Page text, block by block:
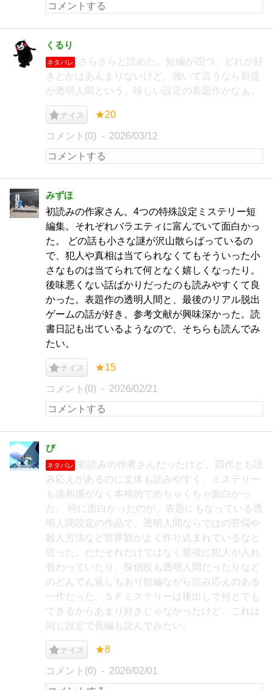
くるり
ネタバレ
さらさらと読めた。短編が四つ。どれが好
きとかはあんまりないけど、強いて言うなら前提
が透明人間という、珍しい設定の表題作かなぁ。
ナイス ★20
コメント(0) 2026/03/12
みずほ
初読みの作家さん。4つの特殊設定ミステリー短
編集。それぞれバラエティに富んでいて面白かっ
た。 どの話も小さな謎が沢山散らばっているの
で、犯人や真相は当てられなくてもそういった小
さなものは当てられて何となく嬉しくなったり。
後味悪くない話ばかりだったのも読みやすくて良
かった。表題作の透明人間と、最後のリアル脱出
ゲームの話が好き。参考文献が興味深かった。読
書日記も出ているようなので、そちらも読んでみ
たい。
ナイス ★15
コメント(0) 2026/02/21
ぴ
ネタバレ
初読みの作者さんだったけど、四作とも読
み応えがあるのに文体も読みやすく、ミステリー
も違和感がなく本格的でめちゃくちゃ面白かっ
た。 特に面白かったのが、表題にもなっている透
明人間設定の作品で、透明人間ならではの苦悩や
殺人方法など世界観がよく作り込まれているなと
思った。ただそれだけではなく最後に犯人が入れ
替わっていたり、探偵役も透明人間だったりなど
のどんでん返しもあり短編ながら読み応えのある
一作だった。ＳＦミステリーは後出しで何とでも
できるからあまり好きじゃなかったけど、これは
同じ設定で長編も読んでみたい。
ナイス ★8
コメント(0) 2026/02/01